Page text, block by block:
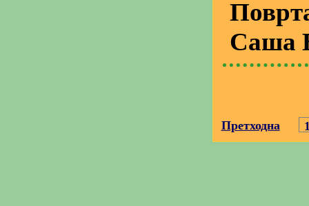
Саша
Претходна